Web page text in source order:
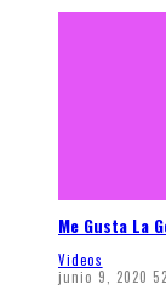
Me Gusta La
Videos
junio 9, 2020